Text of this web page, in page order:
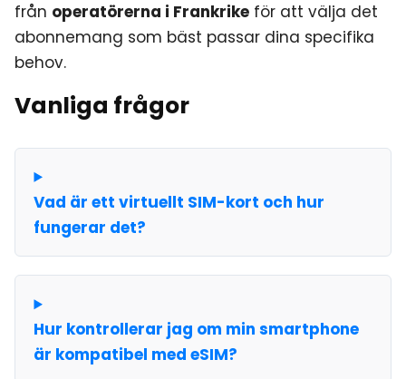
från operatörerna i Frankrike för att välja det
abonnemang som bäst passar dina specifika
behov.
Vanliga frågor
Vad är ett virtuellt SIM-kort och hur
fungerar det?
Hur kontrollerar jag om min smartphone
är kompatibel med eSIM?